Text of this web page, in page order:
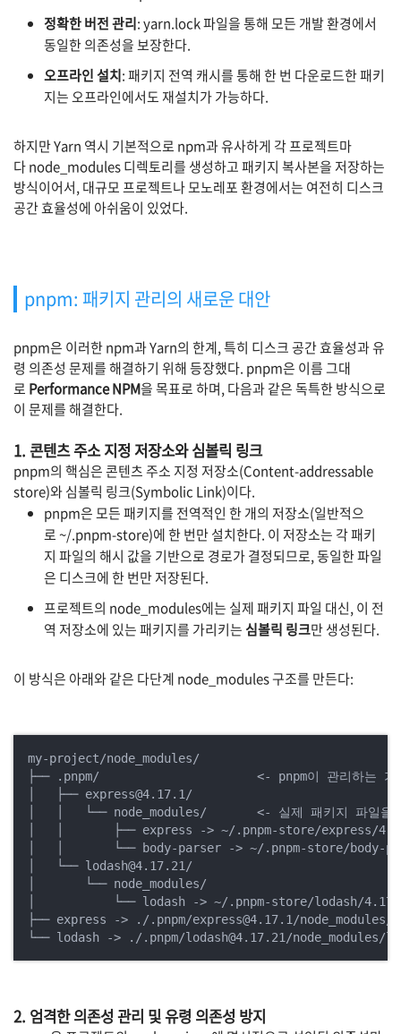
정확한 버전 관리:yarn.lock파일을 통해 모든 개발 환경에서
동일한 의존성을 보장한다.
오프라인 설치: 패키지 전역 캐시를 통해 한 번 다운로드한 패키
지는 오프라인에서도 재설치가 가능하다.
하지만Yarn 역시 기본적으로 npm과 유사하게 각 프로젝트마
다node_modules디렉토리를 생성하고 패키지 복사본을 저장하는
방식이어서, 대규모 프로젝트나 모노레포 환경에서는 여전히 디스크
공간 효율성에 아쉬움이 있었다.
pnpm: 패키지 관리의 새로운 대안
pnpm은 이러한npm과Yarn의 한계, 특히 디스크 공간 효율성과 유
령 의존성 문제를 해결하기 위해 등장했다. pnpm은 이름 그대
로 Performance NPM을 목표로 하며, 다음과 같은 독특한 방식으로
이 문제를 해결한다.
1. 콘텐츠 주소 지정 저장소와 심볼릭 링크
pnpm의 핵심은 콘텐츠 주소 지정 저장소(Content-addressable
store)와 심볼릭 링크(Symbolic Link)이다.
pnpm은 모든 패키지를 전역적인 한 개의 저장소(일반적으
로 ~/.pnpm-store)에 한 번만 설치한다. 이 저장소는 각 패키
지 파일의 해시 값을 기반으로 경로가 결정되므로, 동일한 파일
은 디스크에 한 번만 저장된다.
프로젝트의 node_modules에는 실제 패키지 파일 대신, 이 전
역 저장소에 있는 패키지를 가리키는 심볼릭 링크만 생성된다.
이 방식은 아래와 같은 다단계 node_modules구조를 만든다:
my-project/node_modules/
├── .pnpm/                      <- pnpm이 관리하는 가
│   ├── express@4.17.1/
│   │   └── node_modules/       <- 실제 패키지 파일을
│   │       ├── express -> ~/.pnpm-store/express/
│   │       └── body-parser -> ~/.pnpm-store/body-
│   └── lodash@4.17.21/
│       └── node_modules/
│           └── lodash -> ~/.pnpm-store/lodash/
├── express -> ./.pnpm/express@4.17.1/
└── lodash -> ./.pnpm/lodash@4.17.21/
2. 엄격한 의존성 관리 및 유령 의존성 방지